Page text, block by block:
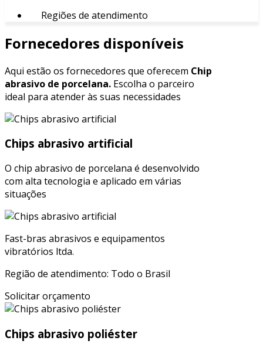
Regiões de atendimento
Fornecedores disponíveis
Aqui estão os fornecedores que oferecem Chip
abrasivo de porcelana. Escolha o parceiro
ideal para atender às suas necessidades
Chips abrasivo artificial
O chip abrasivo de porcelana é desenvolvido
com alta tecnologia e aplicado em várias
situações
Fast-bras abrasivos e equipamentos
vibratórios ltda.
Região de atendimento: Todo o Brasil
Solicitar orçamento
Chips abrasivo poliéster